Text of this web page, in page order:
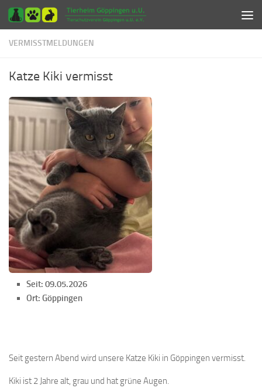
Zum Inhalt springen
VERMISSTMELDUNGEN
Katze Kiki vermisst
Seit: 09.05.2026
Ort: Göppingen
Seit gestern Abend wird unsere Katze Kiki in Göppingen vermisst.
Kiki ist 2 Jahre alt, grau und hat grüne Augen.